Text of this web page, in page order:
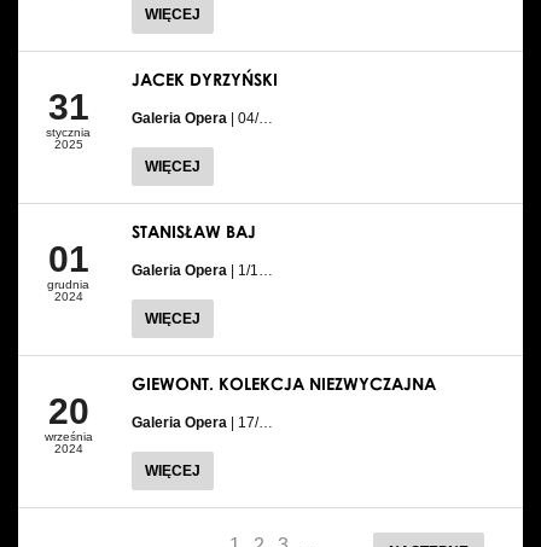
WIĘCEJ
31
stycznia
2025
JACEK DYRZYŃSKI
Galeria Opera | 04/…
WIĘCEJ
01
grudnia
2024
STANISŁAW BAJ
Galeria Opera | 1/1…
WIĘCEJ
20
września
2024
GIEWONT. KOLEKCJA NIEZWYCZAJNA
Galeria Opera | 17/…
WIĘCEJ